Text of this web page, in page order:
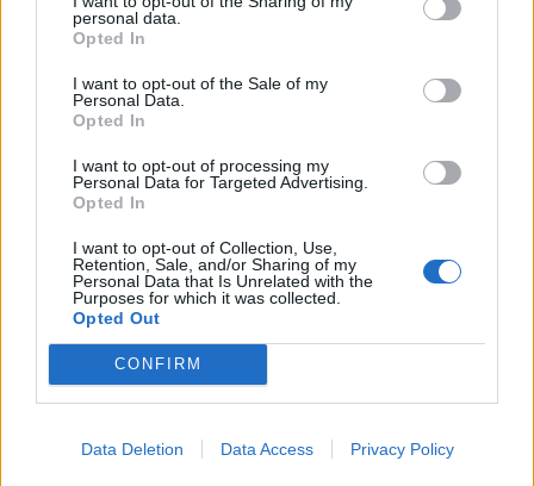
personal data.
Opted In
I want to opt-out of the Sale of my
Personal Data.
Opted In
I want to opt-out of processing my
Personal Data for Targeted Advertising.
Opted In
I want to opt-out of Collection, Use,
Retention, Sale, and/or Sharing of my
Personal Data that Is Unrelated with the
Purposes for which it was collected.
Opted Out
CONFIRM
Data Deletion Data Access Privacy Policy
Meilėje rizikuojate atsiriboti vienas nuo kito –
žvaigždės rekomenduoja daugiau kalbėtis.
Svarstyklės
Svarstyklės bus apimtos meilės – jausmų šventė